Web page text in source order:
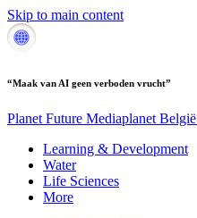
Skip to main content
“Maak van AI geen verboden vrucht”
Planet Future Mediaplanet België
Learning & Development
Water
Life Sciences
More